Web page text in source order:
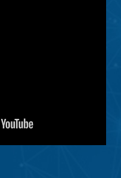
Italiano
Português